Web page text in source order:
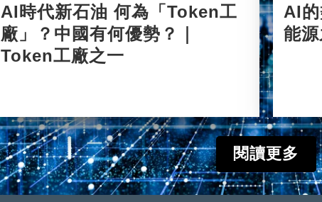
AI時代新石油 何為「Token工
廠」？中國有何優勢？｜
Token工廠之一
AI
能
閱讀更多